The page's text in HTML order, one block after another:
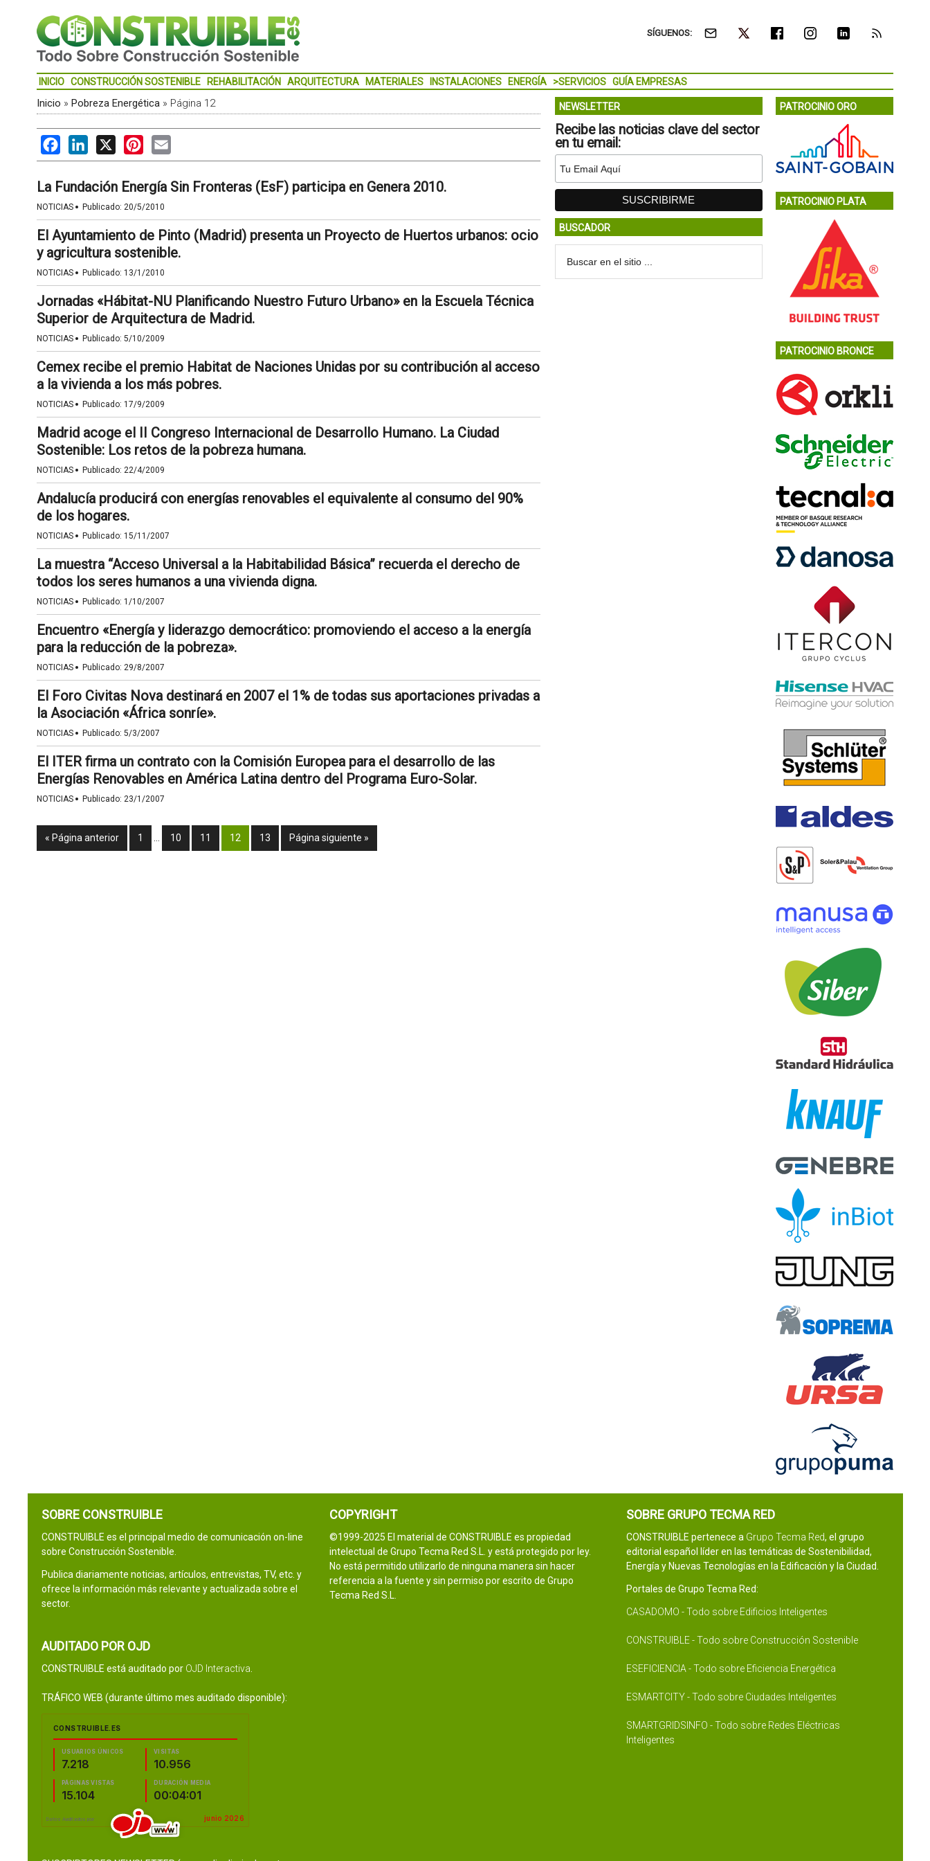
SÍGUENOS:
INICIO CONSTRUCCIÓN SOSTENIBLE REHABILITACIÓN ARQUITECTURA MATERIALES INSTALACIONES ENERGÍA >SERVICIOS GUÍA EMPRESAS
Inicio » Pobreza Energética» Página 12
FacebookLinkedIn
X PinterestEmail
La Fundación Energía Sin Fronteras (EsF) participa en Genera 2010.
NOTICIAS · Publicado: 20/5/2010
El Ayuntamiento de Pinto (Madrid) presenta un Proyecto de Huertos urbanos: ocio
y agricultura sostenible.
NOTICIAS · Publicado: 13/1/2010
Jornadas «Hábitat-NU Planificando Nuestro Futuro Urbano» en la Escuela Técnica
Superior de Arquitectura de Madrid.
NOTICIAS · Publicado: 5/10/2009
Cemex recibe el premio Habitat de Naciones Unidas por su contribución al acceso
a la vivienda a los más pobres.
NOTICIAS · Publicado: 17/9/2009
Madrid acoge el II Congreso Internacional de Desarrollo Humano. La Ciudad
Sostenible: Los retos de la pobreza humana.
NOTICIAS · Publicado: 22/4/2009
Andalucía producirá con energías renovables el equivalente al consumo del 90%
de los hogares.
NOTICIAS · Publicado: 15/11/2007
La muestra “Acceso Universal a la Habitabilidad Básica” recuerda el derecho de
todos los seres humanos a una vivienda digna.
NOTICIAS · Publicado: 1/10/2007
Encuentro «Energía y liderazgo democrático: promoviendo el acceso a la energía
para la reducción de la pobreza».
NOTICIAS · Publicado: 29/8/2007
El Foro Civitas Nova destinará en 2007 el 1% de todas sus aportaciones privadas a
la Asociación «África sonríe».
NOTICIAS · Publicado: 5/3/2007
El ITER firma un contrato con la Comisión Europea para el desarrollo de las
Energías Renovables en América Latina dentro del Programa Euro-Solar.
NOTICIAS · Publicado: 23/1/2007
« Página anterior 1 10 11 12 13 Página siguiente »
NEWSLETTER
Recibe las noticias clave del sector
en tu email:
BUSCADOR
PATROCINIO ORO
PATROCINIO PLATA
PATROCINIO BRONCE
SOBRE CONSTRUIBLE
CONSTRUIBLE es el principal medio de comunicación on-line
sobre Construcción Sostenible.
Publica diariamente noticias, artículos, entrevistas, TV, etc. y
ofrece la información más relevante y actualizada sobre el
sector.
AUDITADO POR OJD
CONSTRUIBLE está auditado por OJD Interactiva
TRÁFICO WEB (durante último mes auditado disponible):
COPYRIGHT
©1999-2025 El material de CONSTRUIBLE es propiedad
intelectual de Grupo Tecma Red S.L. y está protegido por ley.
No está permitido utilizarlo de ninguna manera sin hacer
referencia a la fuente y sin permiso por escrito de Grupo
Tecma Red S.L.
SOBRE GRUPO TECMA RED
CONSTRUIBLE pertenece a Grupo Tecma Red, el grupo
editorial español líder en las temáticas de Sostenibilidad,
Energía y Nuevas Tecnologías en la Edificación y la Ciudad.
Portales de Grupo Tecma Red:
CASADOMO - Todo sobre Edificios Inteligentes
CONSTRUIBLE - Todo sobre Construcción Sostenible
ESEFICIENCIA - Todo sobre Eficiencia Energética
ESMARTCITY - Todo sobre Ciudades Inteligentes
SMARTGRIDSINFO - Todo sobre Redes Eléctricas
Inteligentes